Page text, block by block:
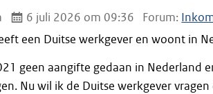
6 juli 2026 om 09:36 Forum:
een Duitse werkgever en woont in
geen aangifte gedaan in Nederland
Nu wil ik de Duitse werkgever